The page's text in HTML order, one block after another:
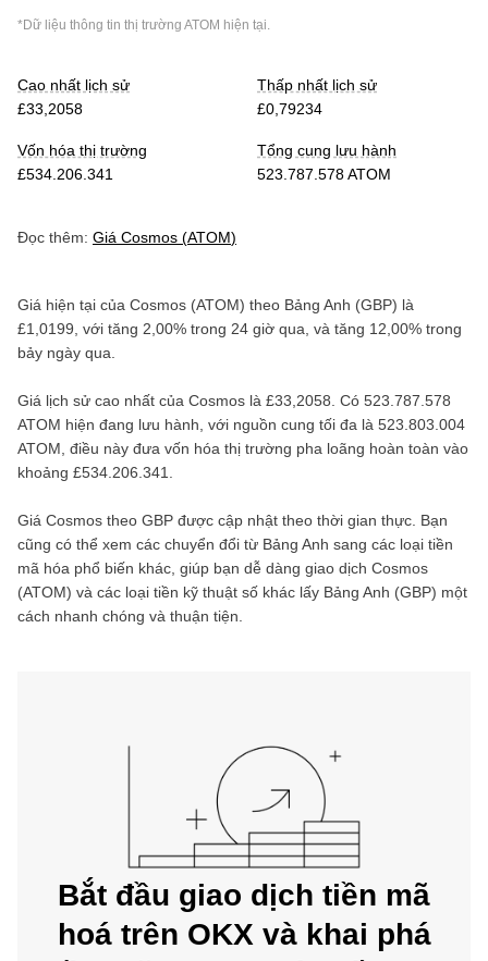
*Dữ liệu thông tin thị trường ATOM hiện tại.
Cao nhất lịch sử
£33,2058
Thấp nhất lịch sử
£0,79234
Vốn hóa thị trường
£534.206.341
Tổng cung lưu hành
523.787.578 ATOM
Đọc thêm: Giá Cosmos (ATOM)
Giá hiện tại của Cosmos (ATOM) theo Bảng Anh (GBP) là
£1,0199 , với tăng 2,00% trong 24 giờ qua, và tăng 12,00% trong
bảy ngày qua.
Giá lịch sử cao nhất của Cosmos là £33,2058 . Có 523.787.578
ATOM hiện đang lưu hành, với nguồn cung tối đa là 523.803.004
ATOM , điều này đưa vốn hóa thị trường pha loãng hoàn toàn vào
khoảng £534.206.341
Giá Cosmos theo GBP được cập nhật theo thời gian thực. Bạn
cũng có thể xem các chuyển đổi từ Bảng Anh sang các loại tiền
mã hóa phổ biến khác, giúp bạn dễ dàng giao dịch Cosmos
(ATOM) và các loại tiền kỹ thuật số khác lấy Bảng Anh (GBP) một
cách nhanh chóng và thuận tiện.
Bắt đầu giao dịch tiền mã
hoá trên OKX và khai phá